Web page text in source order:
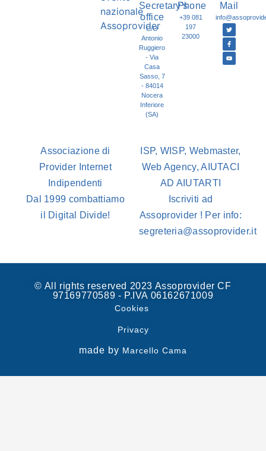
Secretary's
office
C/O
Antonio
Ruggiero
- Via
Casa
Sasso, 7
- 84014
Nocera
Inferiore
(SA)
Phone
+39 081
197
23000
Mail
Associazione di
Provider Internet
Indipendenti
Dal 1999 combattiamo
il Digital Divide!
ISP, WISP, Webmaster,
Web Agency, AIUTACI
AD AIUTARTI
Iscriviti ad
Assoprovider ! Per info:
segreteria@assoprovider.it
© All rights reserved 2023 Assoprovider CF
97169770589 - P.IVA 06162671009
Cookies
Privacy
made by Marcello Cama